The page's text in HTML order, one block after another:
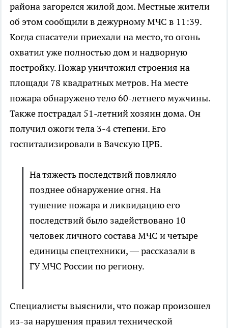
района загорелся жилой дом. Местные жители
об этом сообщили в дежурному МЧС в 11:39.
Когда спасатели приехали на место, то огонь
охватил уже полностью дом и надворную
постройку. Пожар уничтожил строения на
площади 78 квадратных метров. На месте
пожара обнаружено тело 60-летнего мужчины.
Также пострадал 51-летний хозяин дома. Он
получил ожоги тела 3-4 степени. Его
госпитализировали в Вачскую ЦРБ.
На тяжесть последствий повлияло
позднее обнаружение огня. На
тушение пожара и ликвидацию его
последствий было задействовано 10
человек личного состава МЧС и четыре
единицы спецтехники, — рассказали в
ГУ МЧС России по региону.
Специалисты выяснили, что пожар произошел
из-за нарушения правил технической